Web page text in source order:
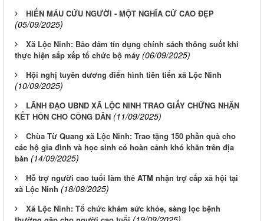
HIẾN MÁU CỨU NGƯỜI - MỘT NGHĨA CỬ CAO ĐẸP
(05/09/2025)
Xã Lộc Ninh: Bảo đảm tín dụng chính sách thông suốt khi
thực hiện sắp xếp tổ chức bộ máy (06/09/2025)
Hội nghị tuyên dương điển hình tiên tiến xã Lộc Ninh
(10/09/2025)
LÃNH ĐẠO UBND XÃ LỘC NINH TRAO GIẤY CHỨNG NHẬN
KẾT HÔN CHO CÔNG DÂN (11/09/2025)
Chùa Từ Quang xã Lộc Ninh: Trao tặng 150 phần quà cho
các hộ gia đình và học sinh có hoàn cảnh khó khăn trên địa
bàn (14/09/2025)
Hỗ trợ người cao tuổi làm thẻ ATM nhận trợ cấp xã hội tại
xã Lộc Ninh (18/09/2025)
Xã Lộc Ninh: Tổ chức khám sức khỏe, sàng lọc bệnh